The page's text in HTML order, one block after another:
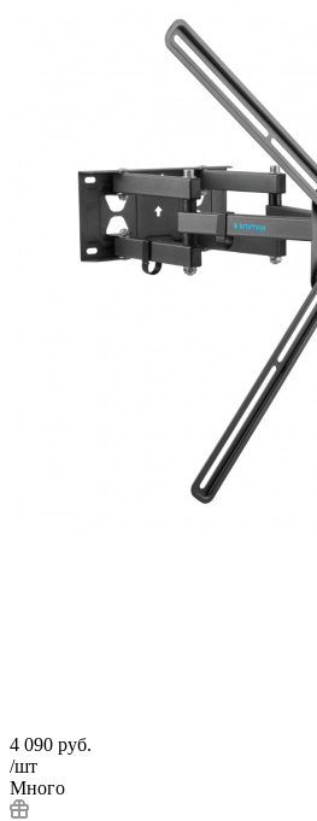
4 090 руб.
/шт
Много